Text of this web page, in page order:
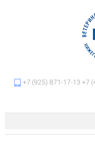
+7 (925) 871-17-13 +7